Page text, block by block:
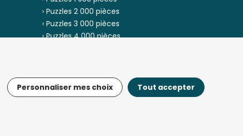
› Puzzles 2 000 pièces
› Puzzles 3 000 pièces
› Puzzles 4 000 pièces
Personnaliser mes choix Tout accepter